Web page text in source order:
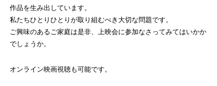
作品を生み出しています。
私たちひとりひとりが取り組むべき大切な問題です。
ご興味のあるご家庭は是非、上映会に参加なさってみてはいかか
でしょうか。
オンライン映画視聴も可能です。